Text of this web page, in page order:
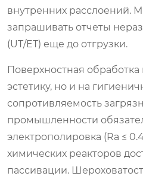
внутренних расслоений.
запрашивать отчеты
(UT/ET) еще до отгрузки.
Поверхностная обработка
эстетику, но и на
сопротивляемость
промышленности
электрополировка (Ra ≤
химических реакторов
пассивации.